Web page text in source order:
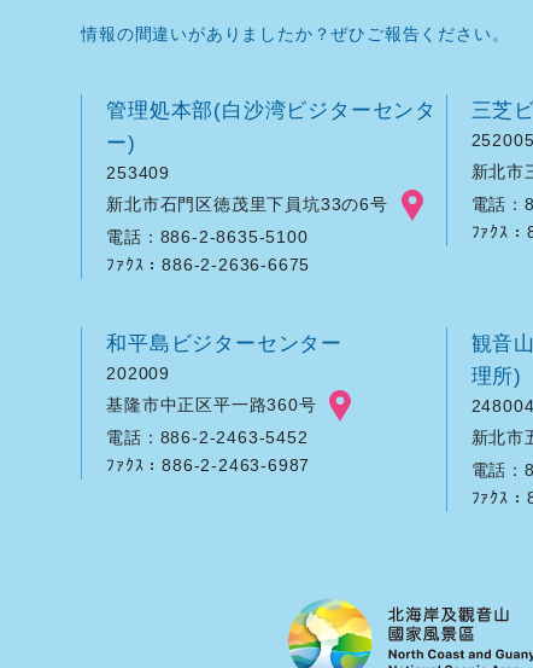
情報の間違いがありましたか？ぜひご報告ください。
管理処本部(白沙湾ビジターセンタ
ー)
253409
新北市石門区徳茂里下員坑33の6号
電話：886-2-8635-5100
ﾌｧｸｽ：886-2-2636-6675
三芝
252005
新北市
電話：
ﾌｧｸｽ
和平島ビジターセンター
202009
基隆市中正区平一路360号
電話：886-2-2463-5452
ﾌｧｸｽ：886-2-2463-6987
観音
理所)
248004
新北市
電話：
ﾌｧｸｽ